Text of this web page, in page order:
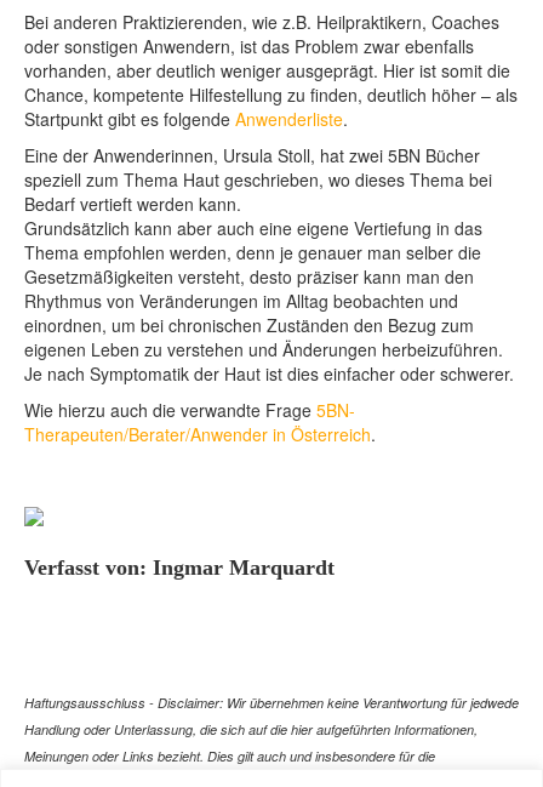
Bei anderen Praktizierenden, wie z.B. Heilpraktikern, Coaches
oder sonstigen Anwendern, ist das Problem zwar ebenfalls
vorhanden, aber deutlich weniger ausgeprägt. Hier ist somit die
Chance, kompetente Hilfestellung zu finden, deutlich höher – als
Startpunkt gibt es folgende Anwenderliste.
Eine der Anwenderinnen, Ursula Stoll, hat zwei 5BN Bücher
speziell zum Thema Haut geschrieben, wo dieses Thema bei
Bedarf vertieft werden kann.
Grundsätzlich kann aber auch eine eigene Vertiefung in das
Thema empfohlen werden, denn je genauer man selber die
Gesetzmäßigkeiten versteht, desto präziser kann man den
Rhythmus von Veränderungen im Alltag beobachten und
einordnen, um bei chronischen Zuständen den Bezug zum
eigenen Leben zu verstehen und Änderungen herbeizuführen.
Je nach Symptomatik der Haut ist dies einfacher oder schwerer.
Wie hierzu auch die verwandte Frage 5BN-
Therapeuten/Berater/Anwender in Österreich.
Verfasst von: Ingmar Marquardt
Haftungsausschluss - Disclaimer: Wir übernehmen keine Verantwortung für jedwede
Handlung oder Unterlassung, die sich auf die hier aufgeführten Informationen,
Meinungen oder Links bezieht. Dies gilt auch und insbesondere für die